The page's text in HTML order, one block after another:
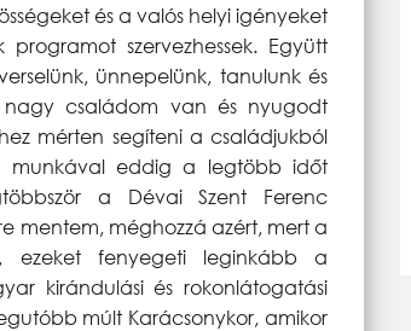
és a valós helyi igényeket
szervezhessek. Együtt
ünnepelünk, tanulunk és
nagy családom van és nyugodt
mérten segíteni a családjukból
munkával eddig a legtöbb időt
a Dévai Szent Ferenc
mentem, méghozzá azért, mert a
ezeket fenyegeti leginkább a
kirándulási és rokonlátogatási
múlt Karácsonykor, amikor